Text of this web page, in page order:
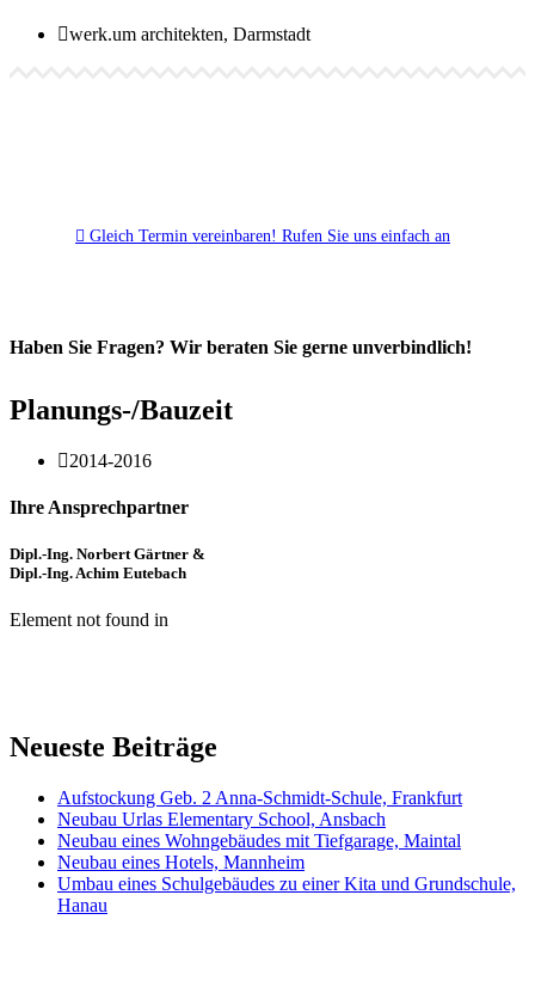
werk.um architekten, Darmstadt
Gleich Termin vereinbaren! Rufen Sie uns einfach an
Haben Sie Fragen? Wir beraten Sie gerne unverbindlich!
Planungs-/Bauzeit
2014-2016
Ihre Ansprechpartner
Dipl.-Ing. Norbert Gärtner &
Dipl.-Ing. Achim Eutebach
Element not found in
Neueste Beiträge
Aufstockung Geb. 2 Anna-Schmidt-Schule, Frankfurt
Neubau Urlas Elementary School, Ansbach
Neubau eines Wohngebäudes mit Tiefgarage, Maintal
Neubau eines Hotels, Mannheim
Umbau eines Schulgebäudes zu einer Kita und Grundschule,
Hanau